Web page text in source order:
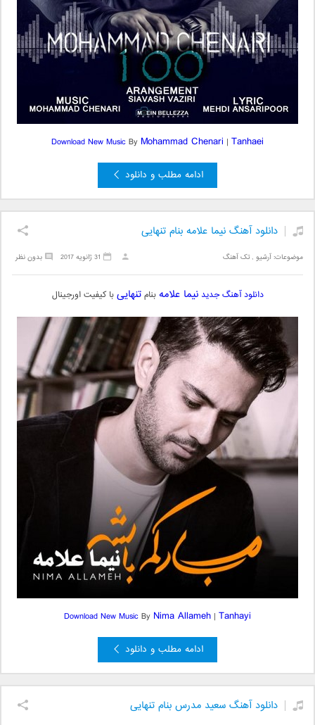
Download New MusicBy Mohammad Chenari | Tanhaei
ادامه مطلب و دانلود
دانلود آهنگ نیما علامه بنام تنهایی
موضوعات:آرشیو ,تک آهنگ بدون نظر 31 ژانویه 2017
دانلود آهنگ جدید نیما علامهبنامتنهاییبا کیفیت اورجینال
Download NewMusicBy Nima Allameh | Tanhayi
ادامه مطلب و دانلود
دانلود آهنگ سعید مدرس بنام تنهایی